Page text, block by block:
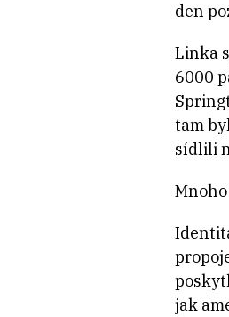
den
Linka
6000
tam
sídlili
jak